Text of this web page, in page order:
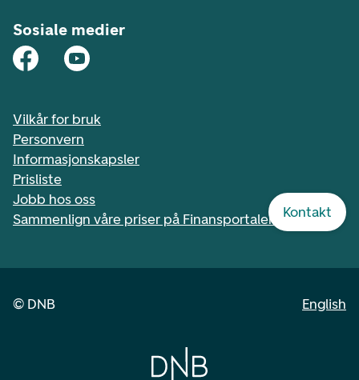
Kontakt
Sosiale medier
Vilkår for bruk
Personvern
Informasjonskapsler
Prisliste
Jobb hos oss
Sammenlign våre priser på Finansportalen.no
© DNB English